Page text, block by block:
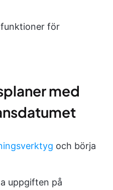
för
med
och börja
uppgiften på